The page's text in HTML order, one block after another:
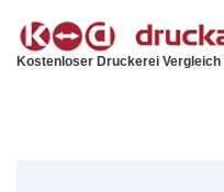
Kostenloser Druckerei